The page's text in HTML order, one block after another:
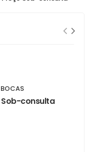
Sob-consulta